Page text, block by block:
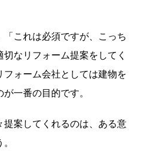
これは必須ですが、こっち
なリフォーム提案をしてく
ォーム会社としては建物を
一番の目的です。
提案してくれるのは、ある意